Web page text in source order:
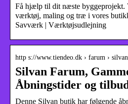
Få hjælp til dit næste byggeprojekt.
værktøj, maling og træ i vores
Savværk | Værktøjsudlejning
http s://www.tiendeo.dk › farum ›
Silvan Farum,
Åbningstider og
Denne Silvan butik har følgende